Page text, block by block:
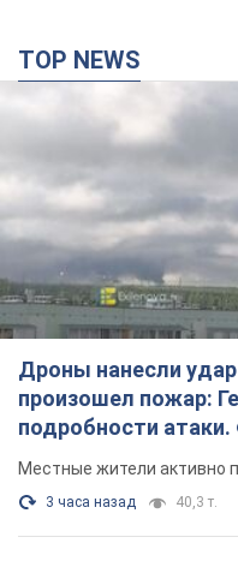
TOP NEWS
Дроны нанесли
произошел пожар:
подробности
Местные жители активно
3 часа назад 40,3 т.